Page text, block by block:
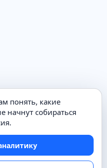
понять, какие
начнут собираться